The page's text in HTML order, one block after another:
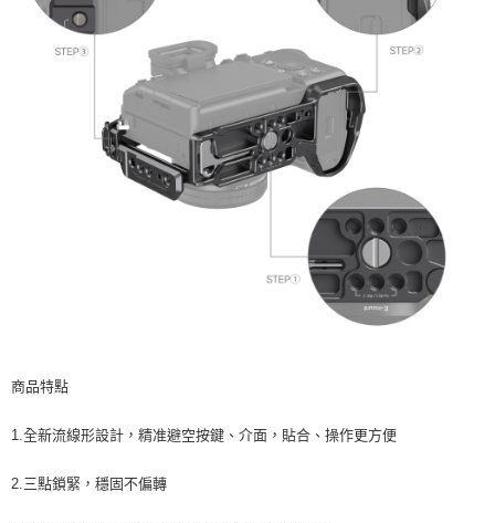
https://aftee.tw/terms/#terms3
３．未成年的使用者請事先徵得法定代理人或監護人之同意方可使用
「AFTEE先享後付」，若未經同意申辦者引起之損失，本公司不負相關責
４．使用「AFTEE先享後付」時，將依據個別帳號之用戶狀況，依本公司即
時審查核予不同之上限額度；若仍有額度不足之情形，本公司將視審查結果
請求用戶進行身份認證。
５．嚴禁一人註冊多個帳號或使用他人資訊註冊。若發現惡意使用之情形，
恩沛科技股份有限公司將有權停止該用戶之使用額度並採取法律行動。
商品特點
1.全新流線形設計，精准避空按鍵、介面，貼合、操作更方便
2.三點鎖緊，穩固不偏轉